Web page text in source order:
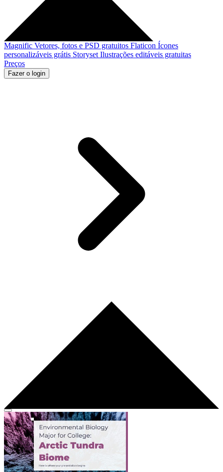
Magnific Vetores, fotos e PSD gratuitos Flaticon Ícones
personalizáveis grátis Storyset Ilustrações editáveis gratuitas
Preços
Fazer o login